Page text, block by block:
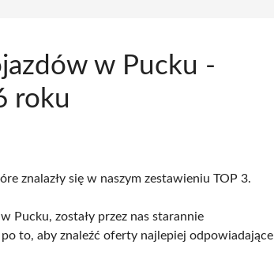
w Pucku -
roku
znalazły się w naszym zestawieniu TOP 3.
Pucku, zostały przez nas starannie
to, aby znaleźć oferty najlepiej odpowiadające